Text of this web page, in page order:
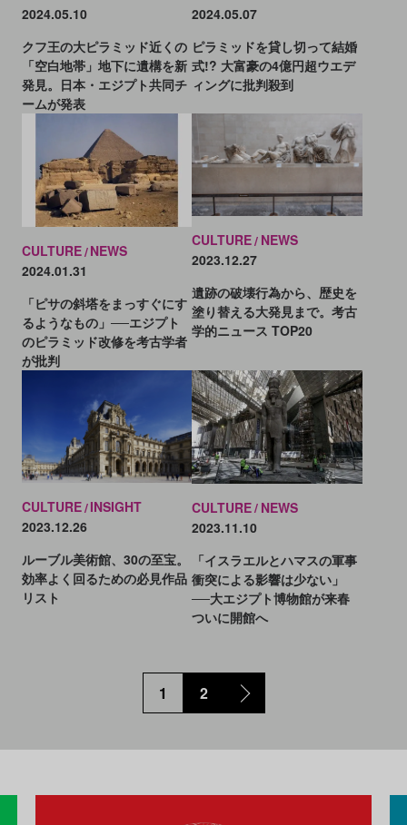
2024.05.10
クフ王の大ピラミッド近くの
「空白地帯」地下に遺構を新
発見。日本・エジプト共同チ
ームが発表
2024.05.07
ピラミッドを貸し切って結婚
式!? 大富豪の4億円超ウエデ
ィングに批判殺到
CULTURE NEWS
2024.01.31
「ピサの斜塔をまっすぐにす
るようなもの」──エジプト
のピラミッド改修を考古学者
が批判
CULTURE NEWS
2023.12.27
遺跡の破壊行為から、歴史を
塗り替える大発見まで。考古
学的ニュース TOP20
CULTURE INSIGHT
2023.12.26
ルーブル美術館、30の至宝。
効率よく回るための必見作品
リスト
CULTURE NEWS
2023.11.10
「イスラエルとハマスの軍事
衝突による影響は少ない」
──大エジプト博物館が来春
ついに開館へ
1 2